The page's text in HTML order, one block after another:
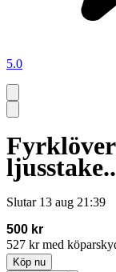
5.0
Slutar 13 aug 21:39
500 kr
527 kr med
Köp nu